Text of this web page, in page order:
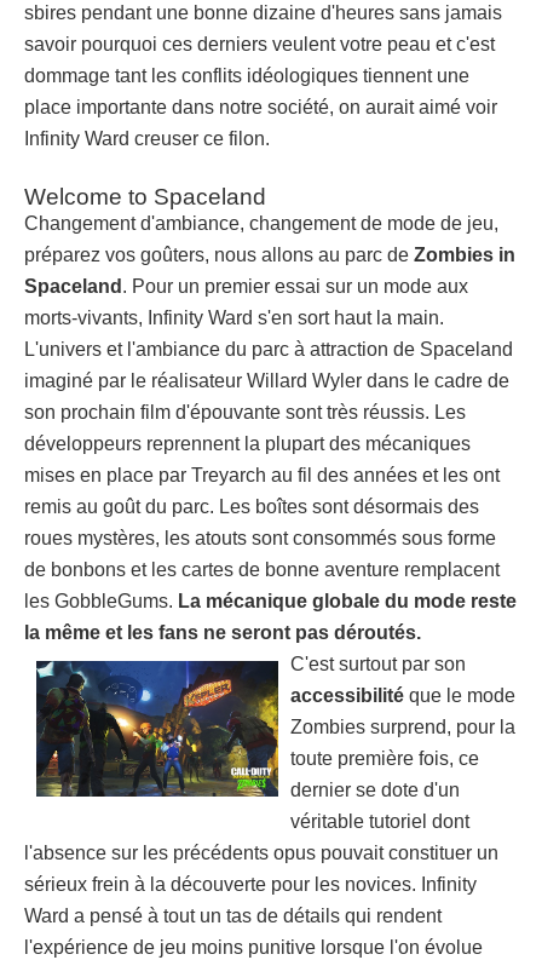
sbires pendant une bonne dizaine d'heures sans jamais
savoir pourquoi ces derniers veulent votre peau et c'est
dommage tant les conflits idéologiques tiennent une
place importante dans notre société, on aurait aimé voir
Infinity Ward creuser ce filon.
Welcome to Spaceland
Changement d'ambiance, changement de mode de jeu,
préparez vos goûters, nous allons au parc de Zombies in
Spaceland . Pour un premier essai sur un mode aux
morts-vivants, Infinity Ward s'en sort haut la main.
L'univers et l'ambiance du parc à attraction de Spaceland
imaginé par le réalisateur Willard Wyler dans le cadre de
son prochain film d'épouvante sont très réussis. Les
développeurs reprennent la plupart des mécaniques
mises en place par Treyarch au fil des années et les ont
remis au goût du parc. Les boîtes sont désormais des
roues mystères, les atouts sont consommés sous forme
de bonbons et les cartes de bonne aventure remplacent
les GobbleGums. La mécanique globale du mode reste
la même et les fans ne seront pas déroutés.
C'est surtout par son
accessibilité que le mode
Zombies surprend, pour la
toute première fois, ce
dernier se dote d'un
véritable tutoriel dont
l'absence sur les précédents opus pouvait constituer un
sérieux frein à la découverte pour les novices. Infinity
Ward a pensé à tout un tas de détails qui rendent
l'expérience de jeu moins punitive lorsque l'on évolue